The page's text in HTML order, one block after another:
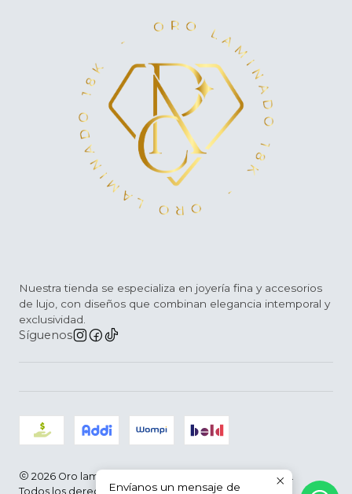
Nuestra tienda se especializa en joyería fina y accesorios
de lujo, con diseños que combinan elegancia intemporal y
exclusividad.
Síguenos
2026 Oro laminado D´Arce |Joyería Fina | Colombia.
Todos los derechos reservados. Desarrollado por
Envíanos un mensaje de